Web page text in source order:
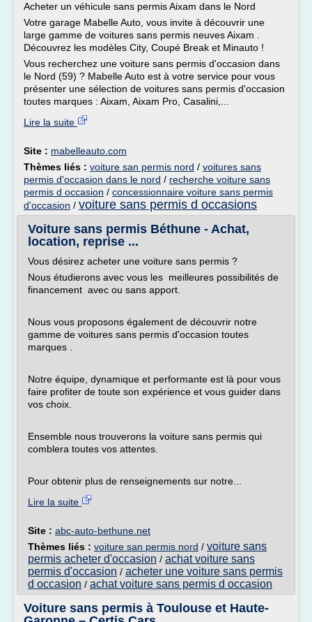
Acheter un véhicule sans permis Aixam dans le Nord
Votre garage Mabelle Auto, vous invite à découvrir une
large gamme de voitures sans permis neuves Aixam .
Découvrez les modèles City, Coupé Break et Minauto !
Vous recherchez une voiture sans permis d'occasion dans
le Nord (59) ? Mabelle Auto est à votre service pour vous
présenter une sélection de voitures sans permis d'occasion
toutes marques : Aixam, Aixam Pro, Casalini,...
Lire la suite
Site : mabelleauto.com
Thèmes liés : voiture san permis nord / voitures sans
permis d'occasion dans le nord / recherche voiture sans
permis d occasion / concessionnaire voiture sans permis
d'occasion / voiture sans permis d occasions
Voiture sans permis Béthune - Achat,
location, reprise ...
Vous désirez acheter une voiture sans permis ?
Nous étudierons avec vous les meilleures possibilités de
financement avec ou sans apport.
Nous vous proposons également de découvrir notre
gamme de voitures sans permis d'occasion toutes
marques .
Notre équipe, dynamique et performante est là pour vous
faire profiter de toute son expérience et vous guider dans
vos choix.
Ensemble nous trouverons la voiture sans permis qui
comblera toutes vos attentes.
Pour obtenir plus de renseignements sur notre...
Lire la suite
Site : abc-auto-bethune.net
Thèmes liés : voiture san permis nord / voiture sans
permis acheter d'occasion / achat voiture sans
permis d'occasion / acheter une voiture sans permis
d occasion / achat voiture sans permis d occasion
Voiture sans permis à Toulouse et Haute-